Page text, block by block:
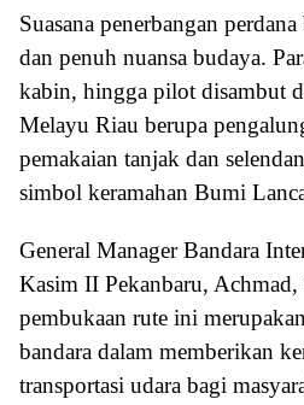
Suasana penerbangan
dan penuh nuansa budaya.
kabin, hingga pilot disambut
Melayu Riau berupa
pemakaian tanjak dan
simbol keramahan Bumi
General Manager Bandara
Kasim II Pekanbaru,
pembukaan rute ini
bandara dalam memberikan
transportasi udara bagi